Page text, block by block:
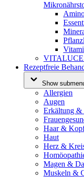
VITALUCE
Rezeptfreie
Show
Allergien
Augen
Erkältung &
Haar &
Haut
Herz &
Magen &
Muskeln &